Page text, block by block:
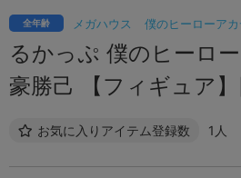
メガハウス 僕のヒーローア
全年齢
るかっぷ 僕のヒーロ
豪勝己 【フィギュア
お気に入りアイテム登録数 1人